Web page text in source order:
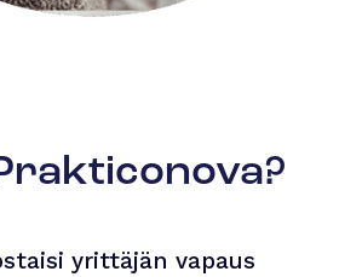
yrittäjän vapaus